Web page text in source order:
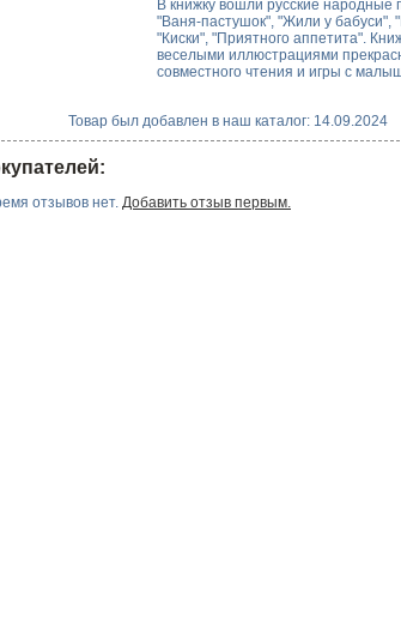
В книжку вошли русские
"Ваня-пастушок", "Жили у бабуси",
"Киски", "Приятного аппетита".
веселыми иллюстрациями
совместного чтения и игры с
Товар был добавлен в наш каталог: 14.09.2024
отзывов нет. Добавить отзыв первым.